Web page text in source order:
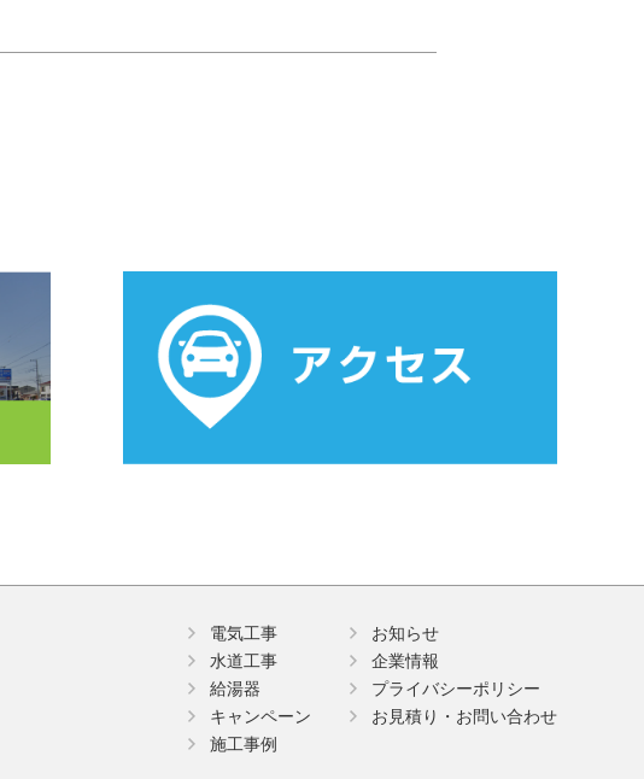
電気工事
水道工事
給湯器
キャンペーン
施工事例
お知らせ
企業情報
プライバシーポリシー
お見積り・お問い合わせ